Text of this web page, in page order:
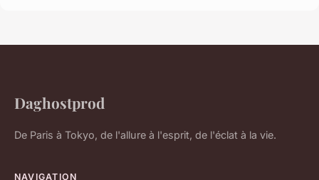
Daghostprod
De Paris à Tokyo, de l'allure à l'esprit, de l'éclat à la vie.
NAVIGATION